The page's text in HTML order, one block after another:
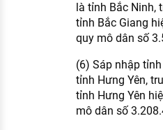
là tỉnh Bắc Ninh,
tỉnh Bắc Giang
quy mô dân số
(6) Sáp nhập
tỉnh Hưng Yên,
tỉnh Hưng Yên
mô dân số